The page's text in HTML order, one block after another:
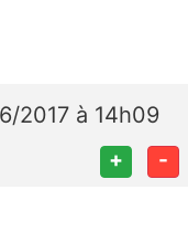
2017 à 14h09
+ -